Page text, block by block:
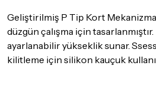
Geliştirilmiş P Tip Kort
düzgün çalışma için
ayarlanabilir yükseklik sunar.
kilitleme için silikon kauçuk